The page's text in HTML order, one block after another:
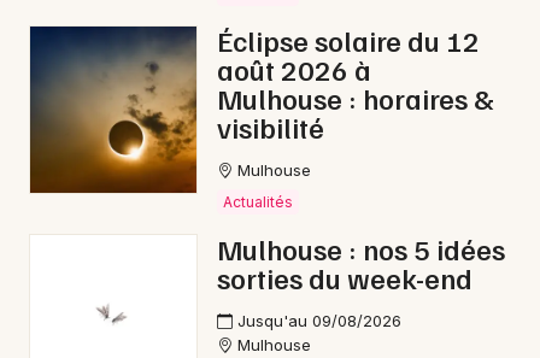
Éclipse solaire du 12
août 2026 à
Mulhouse : horaires &
visibilité
Mulhouse
Actualités
Mulhouse : nos 5 idées
sorties du week-end
Jusqu'au 09/08/2026
Mulhouse